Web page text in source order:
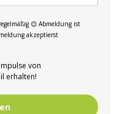
😉 Abmeldung ist
akzeptierst
von
erhalten!